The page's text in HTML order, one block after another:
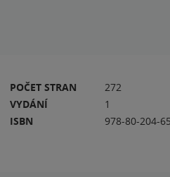
POČET STRAN
272
VYDÁNÍ
1
ISBN
978-80-204-